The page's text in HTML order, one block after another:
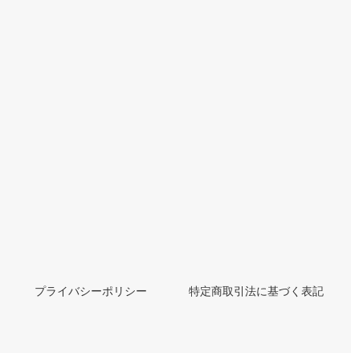
プライバシーポリシー 特定商取引法に基づく表記